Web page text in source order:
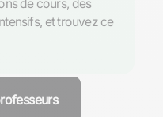
de cours, des
et trouvez ce